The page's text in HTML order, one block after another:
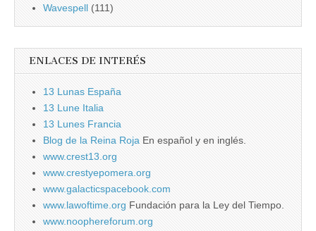
Wavespell (111)
ENLACES DE INTERÉS
13 Lunas España
13 Lune Italia
13 Lunes Francia
Blog de la Reina Roja En español y en inglés.
www.crest13.org
www.crestyepomera.org
www.galacticspacebook.com
www.lawoftime.org Fundación para la Ley del Tiempo.
www.noophereforum.org